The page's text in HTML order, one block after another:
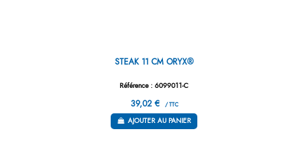
STEAK 11 CM ORYX®
Référence : 6099011-C
39,02 € / TTC
AJOUTER AU PANIER